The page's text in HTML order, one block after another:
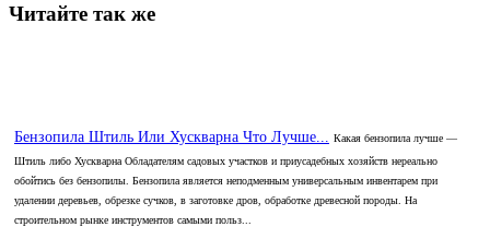
Читайте так же
Бензопила Штиль Или Хускварна Что Лучше... Какая бензопила лучше —
Штиль либо Хускварна Обладателям садовых участков и приусадебных хозяйств нереально
обойтись без бензопилы. Бензопила является неподменным универсальным инвентарем при
удалении деревьев, обрезке сучков, в заготовке дров, обработке древесной породы. На
строительном рынке инструментов самыми польз...